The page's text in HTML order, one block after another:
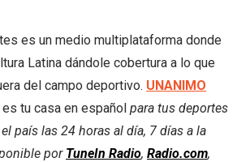
es un medio multiplataforma donde
Latina dándole cobertura a lo que
del campo deportivo. UNANIMO
es tu casa en español para tus deportes
país las 24 horas al día, 7 días a la
por TuneIn Radio, Radio.com,